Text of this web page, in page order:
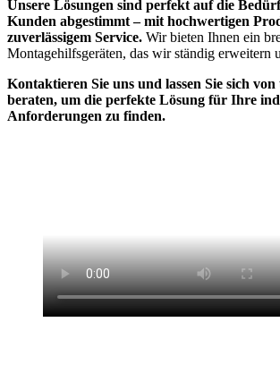
Unsere Lösungen sind perfekt auf die
Kunden abgestimmt – mit hochwertigen
zuverlässigem Service. Wir bieten Ihnen ein
Montagehilfsgeräten, das wir ständig erweitern
Kontaktieren Sie uns und lassen Sie sich
beraten, um die perfekte Lösung für Ihre
Anforderungen zu finden.